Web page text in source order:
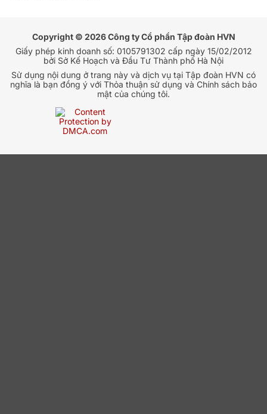
Copyright © 2026 Công ty Cổ phần Tập đoàn HVN
Giấy phép kinh doanh số: 0105791302 cấp ngày 15/02/2012
bởi Sở Kế Hoạch và Đầu Tư Thành phố Hà Nội
Sử dụng nội dung ở trang này và dịch vụ tại Tập đoàn HVN có
nghĩa là bạn đồng ý với Thỏa thuận sử dụng và Chính sách bảo
mật của chúng tôi.